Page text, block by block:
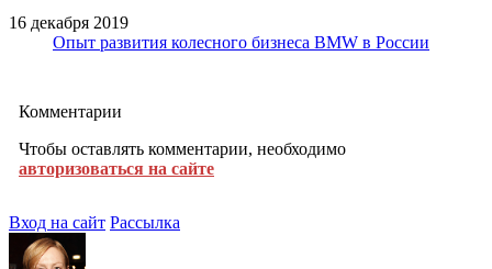
16 декабря 2019
Опыт развития колесного бизнеса BMW в России
Комментарии
Чтобы оставлять комментарии, необходимо
авторизоваться на сайте
Вход на сайт Рассылка